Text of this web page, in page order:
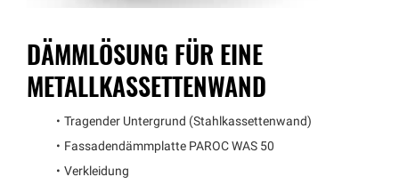
DÄMMLÖSUNG FÜR EINE
METALLKASSETTENWAND
Tragender Untergrund (Stahlkassettenwand)
Fassadendämmplatte PAROC WAS 50
Verkleidung